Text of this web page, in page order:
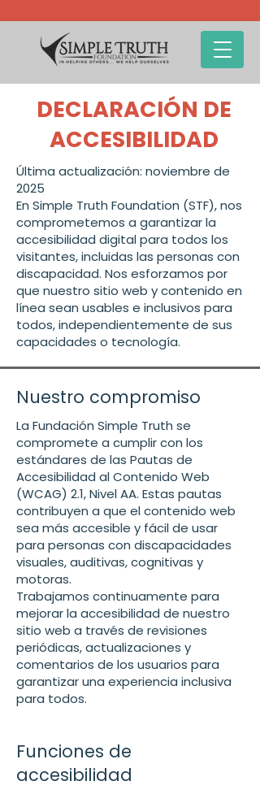
DECLARACIÓN DE
ACCESIBILIDAD
Última actualización: noviembre de
2025
En Simple Truth Foundation (STF), nos
comprometemos a garantizar la
accesibilidad digital para todos los
visitantes, incluidas las personas con
discapacidad. Nos esforzamos por
que nuestro sitio web y contenido en
línea sean usables e inclusivos para
todos, independientemente de sus
capacidades o tecnología.
Nuestro compromiso
La Fundación Simple Truth se
compromete a cumplir con los
estándares de las Pautas de
Accesibilidad al Contenido Web
(WCAG) 2.1, Nivel AA. Estas pautas
contribuyen a que el contenido web
sea más accesible y fácil de usar
para personas con discapacidades
visuales, auditivas, cognitivas y
motoras.
Trabajamos continuamente para
mejorar la accesibilidad de nuestro
sitio web a través de revisiones
periódicas, actualizaciones y
comentarios de los usuarios para
garantizar una experiencia inclusiva
para todos.
Funciones de
accesibilidad